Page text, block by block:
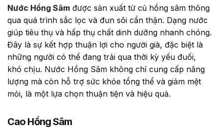
Nước Hồng Sâm được sản xuất từ củ hồng sâm thông
qua quá trình sắc lọc và đun sôi cẩn thận. Dạng nước
giúp tiêu thụ và hấp thụ chất dinh dưỡng nhanh chóng.
Đây là sự kết hợp thuận lợi cho người già, đặc biệt là
những người có thể đang trải qua thời kỳ yếu đuối,
khó chịu. Nước Hồng Sâm không chỉ cung cấp năng
lượng mà còn hỗ trợ sức khỏe tổng thể và giảm mệt
mỏi, là một lựa chọn thuận tiện và hiệu quả.
Cao Hồng Sâm